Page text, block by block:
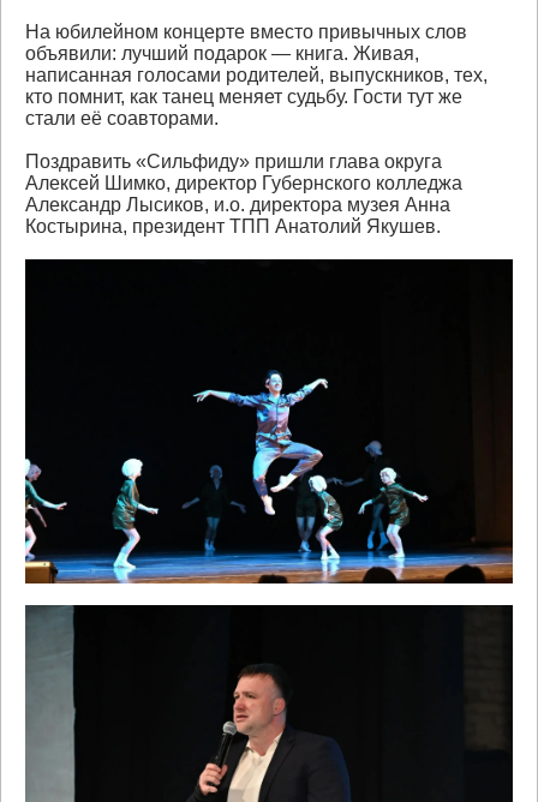
На юбилейном концерте вместо привычных слов
объявили: лучший подарок — книга. Живая,
написанная голосами родителей, выпускников, тех,
кто помнит, как танец меняет судьбу. Гости тут же
стали её соавторами.
Поздравить «Сильфиду» пришли глава округа
Алексей Шимко, директор Губернского колледжа
Александр Лысиков, и.о. директора музея Анна
Костырина, президент ТПП Анатолий Якушев.